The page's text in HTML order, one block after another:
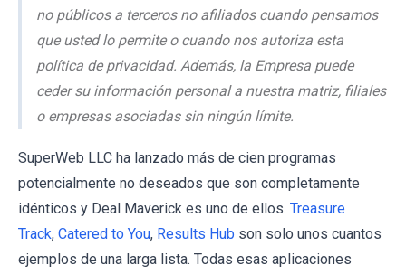
no públicos a terceros no afiliados cuando pensamos
que usted lo permite o cuando nos autoriza esta
política de privacidad. Además, la Empresa puede
ceder su información personal a nuestra matriz, filiales
o empresas asociadas sin ningún límite.
SuperWeb LLC ha lanzado más de cien programas
potencialmente no deseados que son completamente
idénticos y Deal Maverick es uno de ellos. Treasure
Track, Catered to You, Results Hub son solo unos cuantos
ejemplos de una larga lista. Todas esas aplicaciones